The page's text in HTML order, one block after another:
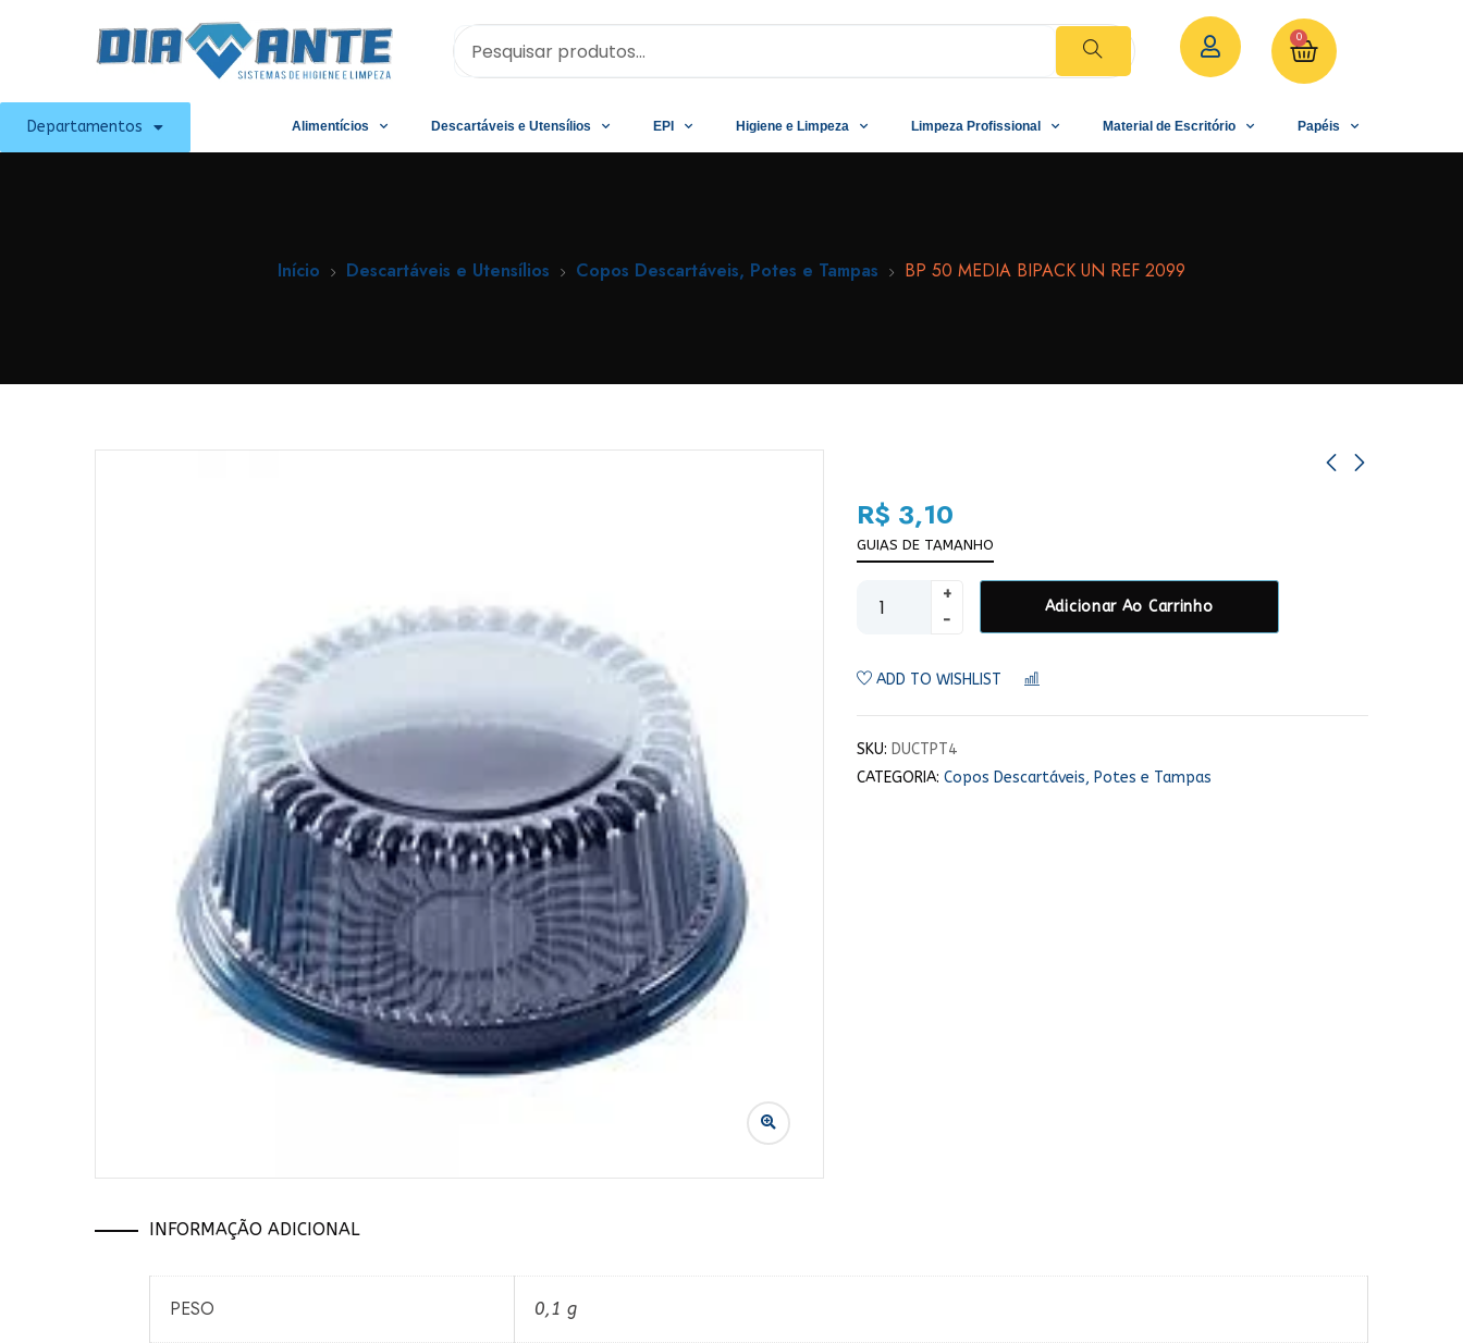
0
Departamentos Alimentícios Descartáveis e Utensílios EPI Higiene e Limpeza Limpeza Profissional Material de Escritório Papéis
Início Descartáveis e Utensílios Copos Descartáveis, Potes e Tampas BP 50 MEDIA BIPACK UN REF 2099
R$ 3,10
GUIAS DE TAMANHO
Adicionar Ao Carrinho
ADD TO WISHLIST
SKU: DUCTPT4
CATEGORIA: Copos Descartáveis, Potes e Tampas
INFORMAÇÃO ADICIONAL
PESO 0,1 g